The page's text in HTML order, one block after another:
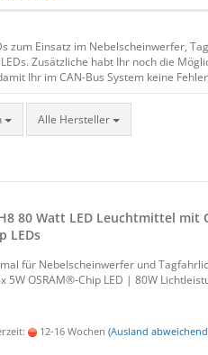
zum Einsatz im Nebelscheinwerfer,
LEDs. Zusätzliche habt Ihr noch die
Ihr im CAN-Bus System keine
Alle Hersteller
80 Watt LED Leucht­mit­tel mit
LEDs
für Ne­bel­schein­wer­fer und
5W OSRAM®-Chip LED | 80W
12-16 Wochen (Ausland